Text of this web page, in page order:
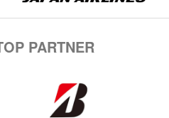
PARTNER